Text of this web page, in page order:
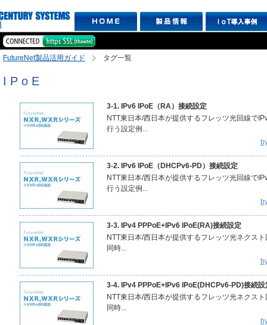
FutureNet製品活用ガイド タグ一覧
IPoE
3-1. IPv6 IPoE（RA）接続設定
NTT東日本/西日本が提供するフレッツ光回線で
行う設定例...
3-2. IPv6 IPoE（DHCPv6-PD）接続設定
NTT東日本/西日本が提供するフレッツ光回線で
行う設定例...
3-3. IPv4 PPPoE+IPv6 IPoE(RA)接続設定
NTT東日本/西日本が提供するフレッツ光ネクス
同時...
3-4. IPv4 PPPoE+IPv6 IPoE(DHCPv6-PD)接続設
NTT東日本/西日本が提供するフレッツ光ネクス
同時...